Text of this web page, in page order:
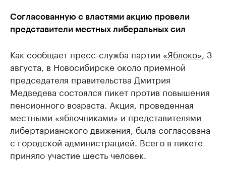
Согласованную с властями акцию провели
представители местных либеральных сил
Как сообщает пресс-служба партии «Яблоко» , 3
августа, в Новосибирске около приемной
председателя правительства Дмитрия
Медведева состоялся пикет против повышения
пенсионного возраста. Акция, проведенная
местными «яблочниками» и представителями
либертарианского движения, была согласована
с городской администрацией. Всего в пикете
приняло участие шесть человек.